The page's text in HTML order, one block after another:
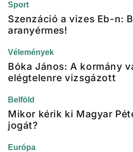
Sport
Szenzáció a vizes Eb-n:
aranyérmes!
Vélemények
Bóka János: A kormány
elégtelenre vizsgázott
Belföld
Mikor kérik ki Magyar
jogát?
Európa